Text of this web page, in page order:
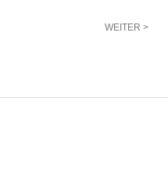
WEITER >